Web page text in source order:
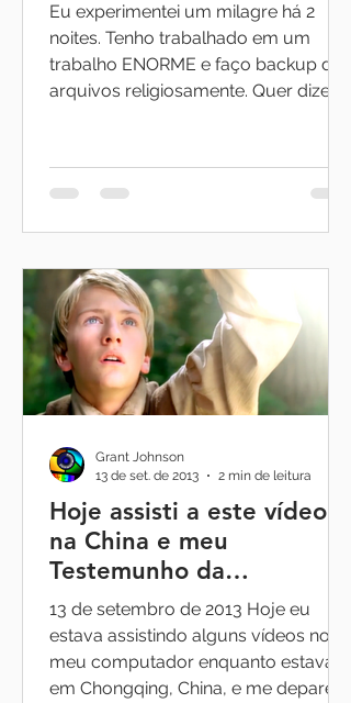
Eu experimentei um milagre há 2
noites. Tenho trabalhado em um
trabalho ENORME e faço backup de
arquivos religiosamente. Quer dizer,...
Hoje assisti a este vídeo
na China e meu
Testemunho da
Restauração foi
fortalecido!
13 de setembro de 2013 Hoje eu
estava assistindo alguns vídeos no
meu computador enquanto estava
em Chongqing, China, e me deparei
Grant Johnson
13 de set. de 2013
2 min de leitura